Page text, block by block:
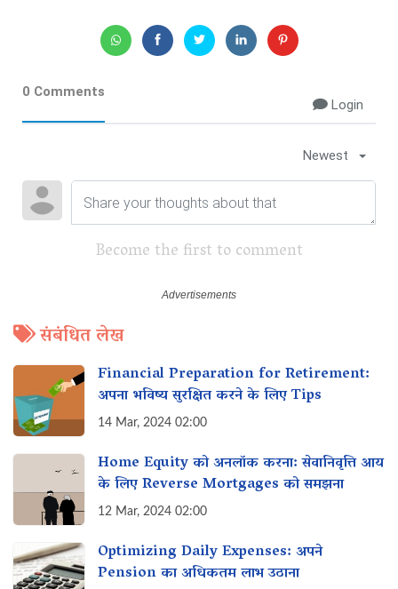
0 Comments
Login
Newest
Become the first to comment
संबंधित लेख
Financial Preparation for Retirement:
अपना भविष्य सुरक्षित करने के लिए Tips
14 Mar, 2024 02:00
Home Equity को अनलॉक करना: सेवानिवृत्ति आय
के लिए Reverse Mortgages को समझना
12 Mar, 2024 02:00
Optimizing Daily Expenses: अपने
Pension का अधिकतम लाभ उठाना